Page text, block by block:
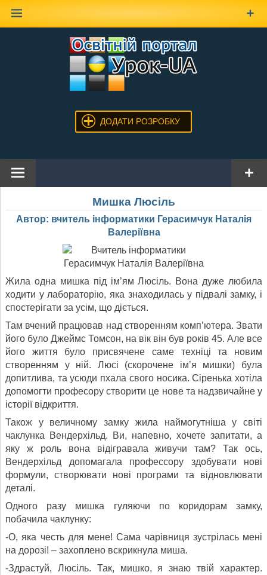
ДОДАТИ РОЗРОБКУ
Мишка Люсіль
Автор: вчитель інформатики Герасимчук Наталія
Валеріївна
Жила одна мишка під ім’ям Люсіль. Вона дуже любила
ходити у лабораторію, яка знаходилась у підвалі замку, і
спостерігати за усім, що діється.
Там вчений працював над створенням комп’ютера. Звати
його було Джеймс Томсон, на вік він був років 45. Але все
його життя було присвячене саме техніці та новим
створенням у ній. Люсі (скорочене ім’я мишки) була
допитлива, та усюди пхала свого носика. Сіренька хотіла
допомогти професору створити це нове та надзвичайне у
історії відкриття.
Також у величному замку жила наймогутніша у світі
чаклунка Вендерхільд. Ви, напевно, хочете запитати, а
яку ж роль вона відігравала живучи там? Так ось,
Вендерхільд допомагала профессору здобувати нові
формули, створювати нові програми та відновлювати
деталі.
Одного разу мишка гуляючи по коридорам замку,
побачила чаклунку:
-О, яка честь для мене! Сама чарівниця зустрілась мені
на дорозі! – захоплено вскрикнула миша.
-Здрастуй, Люсіль. Так, мишко, я знаю твій характер.